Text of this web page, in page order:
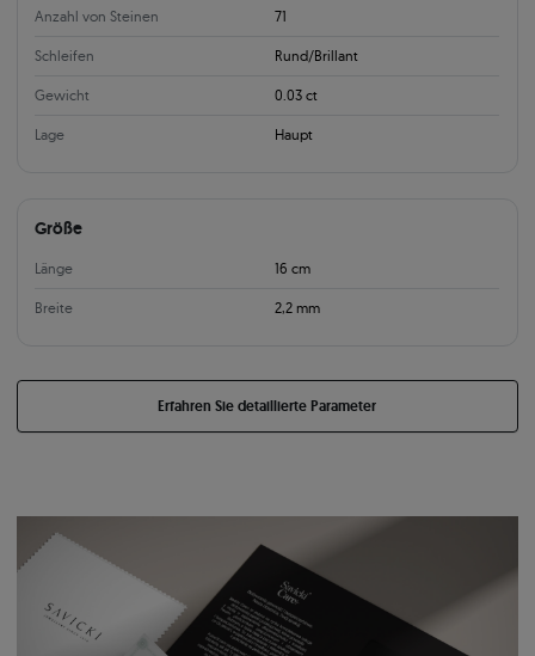
Anzahl von Steinen 71
Schleifen Rund/Brillant
Gewicht 0.03 ct
Lage Haupt
Größe
Länge 16 cm
Breite 2,2 mm
Erfahren Sie detaillierte Parameter